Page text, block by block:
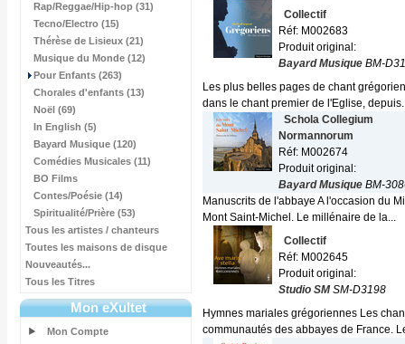
Rap/Reggae/Hip-hop (31)
Tecno/Electro (15)
Thérèse de Lisieux (21)
Musique du Monde (12)
Pour Enfants (263)
Chorales d'enfants (13)
Noël (69)
In English (5)
Bayard Musique (120)
Comédies Musicales (11)
BO Films
Contes/Poésie (14)
Spiritualité/Prière (53)
Tous les artistes / chanteurs
Toutes les maisons de disque
Nouveautés...
Tous les Titres
Mon eXultet
Mon Compte
Collectif
Réf: M002683
Produit original:
Bayard Musique BM-
Les plus belles pages de chant
dans le chant premier de l'Eglise,
Schola Collegium
Normannorum
Réf: M002674
Produit original:
Bayard Musique BM-
Manuscrits de l'abbaye A l'occasion du
Mont Saint-Michel. Le millénaire de la...
Collectif
Réf: M002645
Produit original:
Studio SM SM-D3198
Hymnes mariales grégoriennes Les
communautés des abbayes de France.